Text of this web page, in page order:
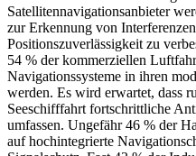
Satellitennavigationsanbieter
zur Erkennung von
Positionszuverlässigkeit zu
54 % der kommerziellen
Navigationssysteme in ihren
werden. Es wird erwartet, dass
Seeschifffahrt fortschrittliche
umfassen. Ungefähr 46 % der
auf hochintegrierte